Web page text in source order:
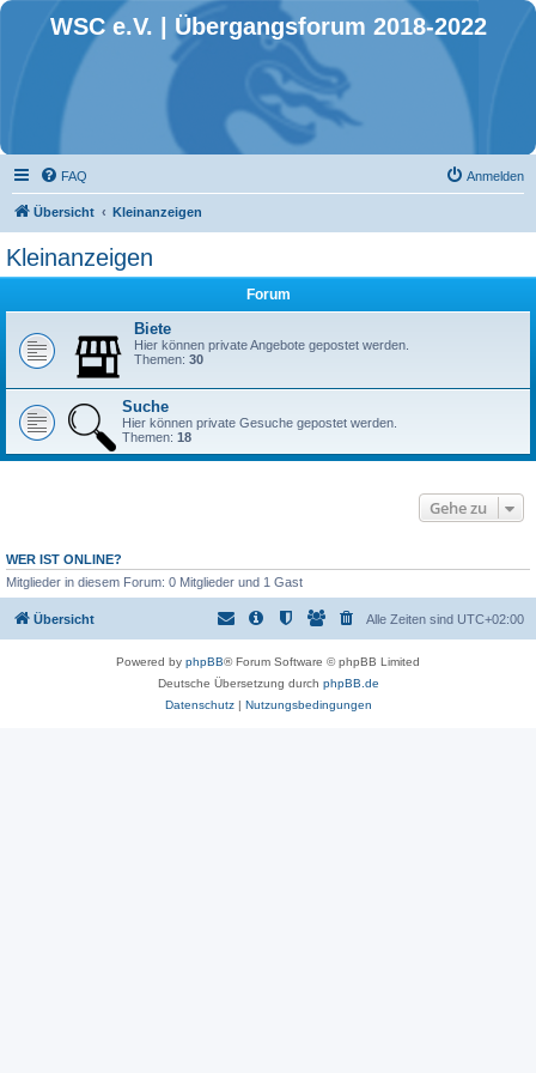
WSC e.V. | Übergangsforum 2018-2022
FAQ Anmelden
Übersicht Kleinanzeigen
Kleinanzeigen
Forum
Biete
Hier können private Angebote gepostet werden.
Themen: 30
Suche
Hier können private Gesuche gepostet werden.
Themen: 18
Gehe zu
WER IST ONLINE?
Mitglieder in diesem Forum: 0 Mitglieder und 1 Gast
Übersicht Alle Zeiten sind UTC+02:00
Powered by phpBB® Forum Software © phpBB Limited
Deutsche Übersetzung durch phpBB.de
Datenschutz| Nutzungsbedingungen